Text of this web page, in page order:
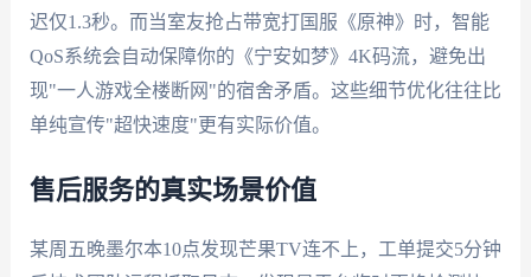
迟仅1.3秒。而当室友抢占带宽打国服《原神》时，智能
QoS系统会自动保障你的《宁安如梦》4K码流，避免出
现"一人游戏全楼断网"的宿舍矛盾。这些细节优化往往比
单纯宣传"超快速度"更有实际价值。
售后服务的真实场景价值
某周五晚墨尔本10点发现芒果TV连不上，工单提交5分钟